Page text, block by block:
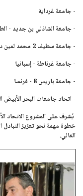
- جامعة غرداية
- جامعة الشاذلي بن جديد -
- جامعة سطيف 2 محمد لمين دباغين
- جامعة غرناطة - إسبانيا
- جامعة باريس 8 - فرنسا
- اتحاد جامعات البحر الأبيض
خطوة مهمة نحو تعزيز التبادل
العالي.